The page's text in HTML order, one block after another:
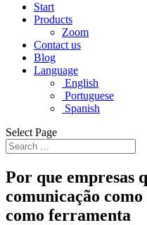
Start
Products
Zoom
Contact us
Blog
Language
English
Portuguese
Spanish
Select Page
Por que empresas
comunicação
como ferramenta